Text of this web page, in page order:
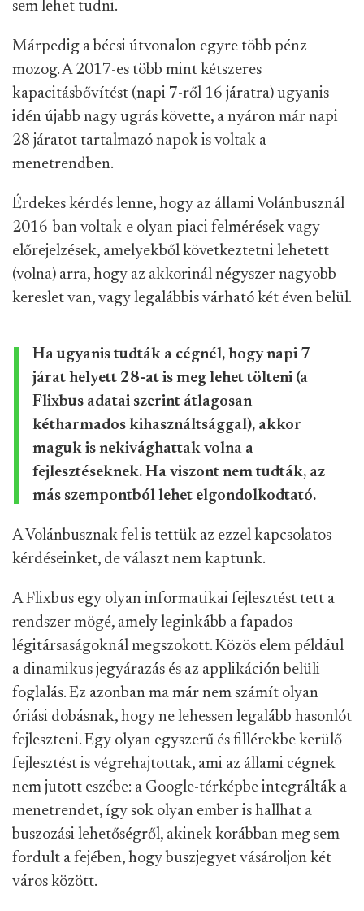
sem lehet tudni.
Márpedig a bécsi útvonalon egyre több pénz
mozog. A 2017-es több mint kétszeres
kapacitásbővítést (napi 7-ről 16 járatra) ugyanis
idén újabb nagy ugrás követte, a nyáron már napi
28 járatot tartalmazó napok is voltak a
menetrendben.
Érdekes kérdés lenne, hogy az állami Volánbusznál
2016-ban voltak-e olyan piaci felmérések vagy
előrejelzések, amelyekből következtetni lehetett
(volna) arra, hogy az akkorinál négyszer nagyobb
kereslet van, vagy legalábbis várható két éven belül.
Ha ugyanis tudták a cégnél, hogy napi 7
járat helyett 28-at is meg lehet tölteni (a
Flixbus adatai szerint átlagosan
kétharmados kihasználtsággal), akkor
maguk is nekivághattak volna a
fejlesztéseknek. Ha viszont nem tudták, az
más szempontból lehet elgondolkodtató.
A Volánbusznak fel is tettük az ezzel kapcsolatos
kérdéseinket, de választ nem kaptunk.
A Flixbus egy olyan informatikai fejlesztést tett a
rendszer mögé, amely leginkább a fapados
légitársaságoknál megszokott. Közös elem például
a dinamikus jegyárazás és az applikáción belüli
foglalás. Ez azonban ma már nem számít olyan
óriási dobásnak, hogy ne lehessen legalább hasonlót
fejleszteni. Egy olyan egyszerű és fillérekbe kerülő
fejlesztést is végrehajtottak, ami az állami cégnek
nem jutott eszébe: a Google-térképbe integrálták a
menetrendet, így sok olyan ember is hallhat a
buszozási lehetőségről, akinek korábban meg sem
fordult a fejében, hogy buszjegyet vásároljon két
város között.